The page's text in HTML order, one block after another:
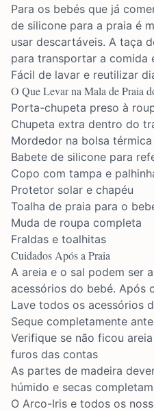
Para os bebés que já
de silicone para a praia é
usar descartáveis. A taça
para transportar a comida
Fácil de lavar e reutilizar
O Que Levar na Mala de Praia
Porta-chupeta preso à
Chupeta extra dentro do
Mordedor na bolsa térmica
Babete de silicone para
Copo com tampa e
Protetor solar e chapéu
Toalha de praia para o
Muda de roupa completa
Fraldas e toalhitas
Cuidados Após a Praia
A areia e o sal podem ser
acessórios do bebé. Após
Lave todos os acessórios
Seque completamente
Verifique se não ficou
furos das contas
As partes de madeira
húmido e secas
O Arco-Iris e todos os